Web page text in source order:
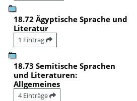
18.72 Ägyptische Sprache und
Literatur
1 Eintrag
18.73 Semitische Sprachen
und Literaturen:
Allgemeines
4 Einträge